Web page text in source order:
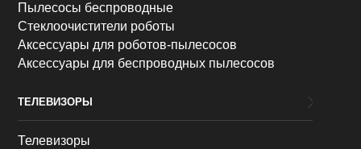
Пылесосы беспроводные
Стеклоочистители роботы
Аксессуары для роботов-пылесосов
Аксессуары для беспроводных пылесосов
ТЕЛЕВИЗОРЫ
Телевизоры